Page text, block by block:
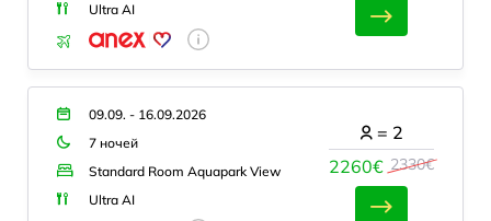
Ultra AI
09.09. - 16.09.2026
7 ночей
Standard Room Aquapark View
Ultra AI
2260€ 2330€
= 2